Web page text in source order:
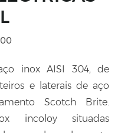
inox AISI 304, de
e laterais de aço
Scotch Brite.
incoloy situadas